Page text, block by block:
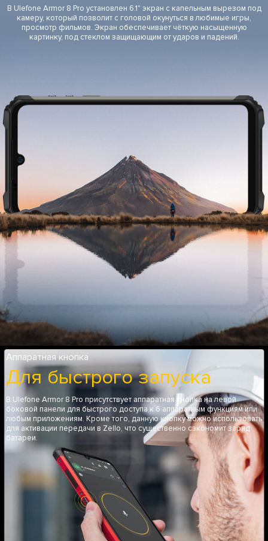
В Ulefone Armor 8 Pro установлен 6.1" экран с капельным вырезом под
камеру, который позволит с головой окунуться в любимые игры,
просмотр фильмов. Экран обеспечивает чёткую насыщенную
картинку, под стеклом защищающим от ударов и падений.
Аппаратная кнопка
Для быстрого запуска
В Ulefone Armor 8 Pro присутствует аппаратная кнопка на левой
боковой панели для быстрого доступа к 6 аппаратным функциям или
любым приложениям. Кроме того, данную кнопку можно использовать
для активации передачи в Zello, что существенно сэкономит заряд
батареи.